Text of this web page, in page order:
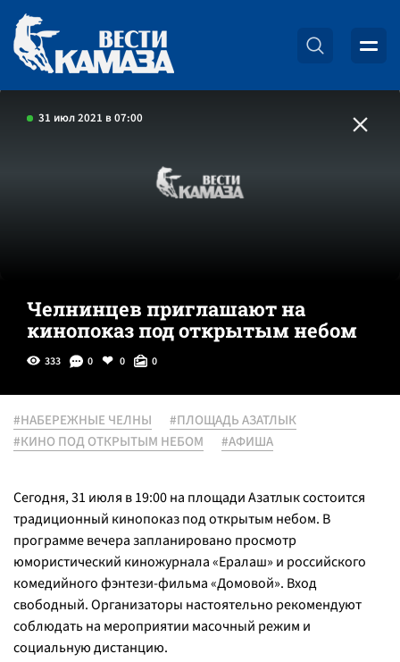
31 июл 2021 в 07:00
Челнинцев приглашают на
кинопоказ под открытым небом
333 0 0 0
#НАБЕРЕЖНЫЕ ЧЕЛНЫ
#ПЛОЩАДЬ АЗАТЛЫК
#КИНО ПОД ОТКРЫТЫМ НЕБОМ
#АФИША
Сегодня, 31 июля в 19:00 на площади Азатлык состоится
традиционный кинопоказ под открытым небом. В
программе вечера запланировано просмотр
юмористический киножурнала «Ералаш» и российского
комедийного фэнтези-фильма «Домовой». Вход
свободный. Организаторы настоятельно рекомендуют
соблюдать на мероприятии масочный режим и
социальную дистанцию.